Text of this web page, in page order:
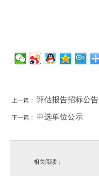
上一篇： 评估报告招标公告
下一篇： 中选单位公示
相关阅读：